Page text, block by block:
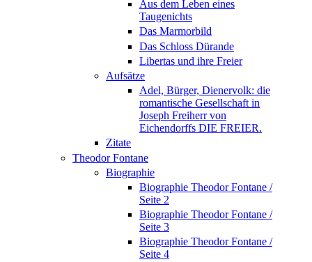
Aus dem Leben eines
Taugenichts
Das Marmorbild
Das Schloss Dürande
Libertas und ihre Freier
Aufsätze
Adel, Bürger, Dienervolk: die
romantische Gesellschaft in
Joseph Freiherr von
Eichendorffs DIE FREIER.
Zitate
Theodor Fontane
Biographie
Biographie Theodor Fontane /
Seite 2
Biographie Theodor Fontane /
Seite 3
Biographie Theodor Fontane /
Seite 4